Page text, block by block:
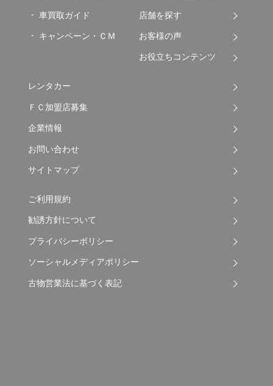
車買取ガイド
キャンペーン・ＣＭ
店舗を探す
お客様の声
お役立ちコンテンツ
レンタカー
ＦＣ加盟店募集
企業情報
お問い合わせ
サイトマップ
ご利用規約
勧誘方針について
プライバシーポリシー
ソーシャルメディアポリシー
古物営業法に基づく表記